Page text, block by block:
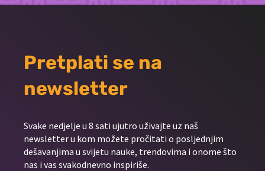
Pretplati se na
newsletter
Svake nedjelje u 8 sati ujutro uživajte uz naš
newsletter u kom možete pročitati o posljednjim
dešavanjima u svijetu nauke, trendovima i onome što
nas i vas svakodnevno inspiriše.